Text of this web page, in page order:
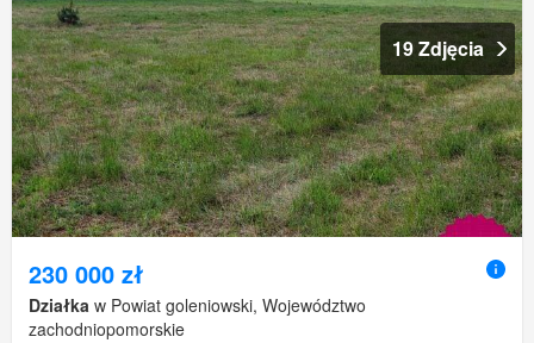
19 Zdjęcia
230 000 zł
Działka w Powiat goleniowski, Województwo
zachodniopomorskie